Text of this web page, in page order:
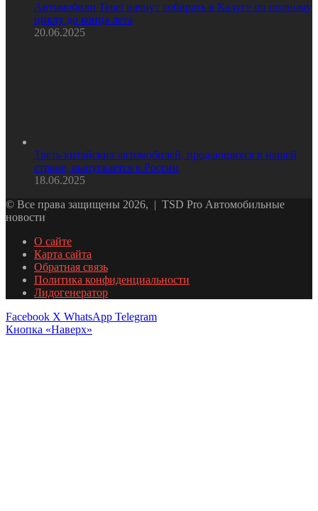
Автомобили Tenet начнут собирать в Калуге по полному
циклу до конца лета
20.06.2025
Треть китайских автомобилей, продающихся в нашей
стране, выпускается в России
18.06.2025
© Все права защищены 2026, | TSD Pro Автомобильные
новости
О сайте
Карта сайта
Обратная связь
Политика конфиденциальности
Лидогенератор
Facebook X WhatsApp Telegram
Кнопка «Наверх»